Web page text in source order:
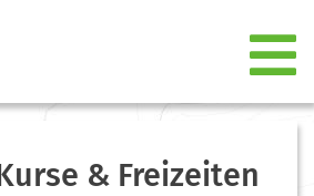
& Freizeiten